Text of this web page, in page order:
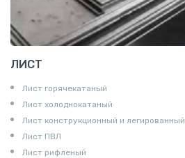
ЛИСТ
Лист горячекатаный
Лист холоднокатаный
Лист конструкционный и легированный
Лист ПВЛ
Лист рифленый